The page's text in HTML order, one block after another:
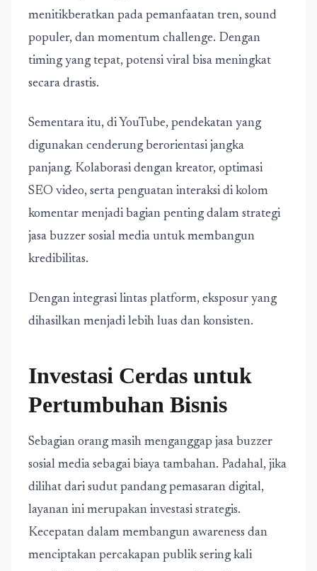
menitikberatkan pada pemanfaatan tren, sound
populer, dan momentum challenge. Dengan
timing yang tepat, potensi viral bisa meningkat
secara drastis.
Sementara itu, di YouTube, pendekatan yang
digunakan cenderung berorientasi jangka
panjang. Kolaborasi dengan kreator, optimasi
SEO video, serta penguatan interaksi di kolom
komentar menjadi bagian penting dalam strategi
jasa buzzer sosial media untuk membangun
kredibilitas.
Dengan integrasi lintas platform, eksposur yang
dihasilkan menjadi lebih luas dan konsisten.
Investasi Cerdas untuk
Pertumbuhan Bisnis
Sebagian orang masih menganggap jasa buzzer
sosial media sebagai biaya tambahan. Padahal, jika
dilihat dari sudut pandang pemasaran digital,
layanan ini merupakan investasi strategis.
Kecepatan dalam membangun awareness dan
menciptakan percakapan publik sering kali